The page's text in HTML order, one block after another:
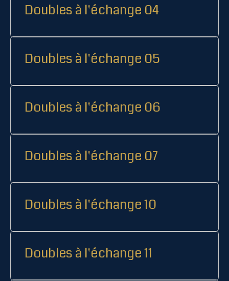
Doubles à l'échange 04
Doubles à l'échange 05
Doubles à l'échange 06
Doubles à l'échange 07
Doubles à l'échange 10
Doubles à l'échange 11